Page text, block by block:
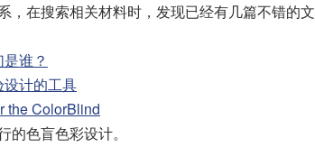
，在搜索相关材料时，发现已经有几篇不错的文
谁？
计的工具
the ColorBlind
色盲色彩设计。